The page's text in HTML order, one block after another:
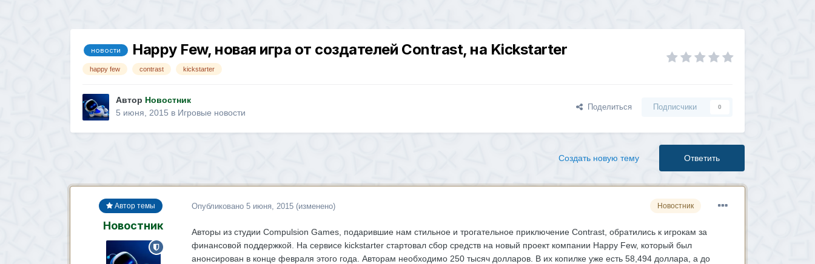
новости Happy Few, новая игра от создателей Contrast, на Kickstarter
happy few contrast kickstarter
Автор Новостник
5 июня, 2015 в Игровые новости
Поделиться Подписчики 0
Ответить
Создать новую тему
Автор темы
Новостник
Новостник
Опубликовано 5 июня, 2015 (изменено)
Авторы из студии Compulsion Games, подарившие нам стильное и трогательное приключение Contrast, обратились к игрокам за
финансовой поддержкой. На сервисе kickstarter стартовал сбор средств на новый проект компании Happy Few, который был
анонсирован в конце февраля этого года. Авторам необходимо 250 тысяч долларов. В их копилке уже есть 58,494 доллара, а до